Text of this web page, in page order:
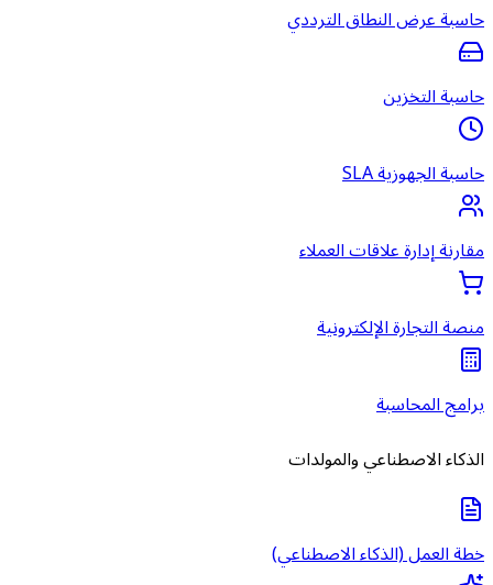
حاسبة عرض النطاق الترددي
حاسبة التخزين
حاسبة الجهوزية SLA
مقارنة إدارة علاقات العملاء
منصة التجارة الإلكترونية
برامج المحاسبة
الذكاء الاصطناعي والمولدات
خطة العمل (الذكاء الاصطناعي)